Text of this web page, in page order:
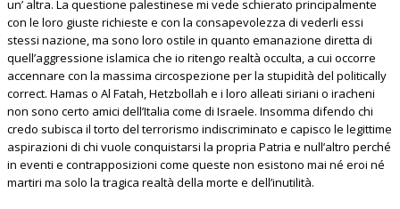
un’ altra. La questione palestinese mi vede schierato principalmente
con le loro giuste richieste e con la consapevolezza di vederli essi
stessi nazione, ma sono loro ostile in quanto emanazione diretta di
quell’aggressione islamica che io ritengo realtà occulta, a cui occorre
accennare con la massima circospezione per la stupidità del politically
correct. Hamas o Al Fatah, Hetzbollah e i loro alleati siriani o iracheni
non sono certo amici dell’Italia come di Israele. Insomma difendo chi
credo subisca il torto del terrorismo indiscriminato e capisco le legittime
aspirazioni di chi vuole conquistarsi la propria Patria e null’altro perché
in eventi e contrapposizioni come queste non esistono mai né eroi né
martiri ma solo la tragica realtà della morte e dell’inutilità.